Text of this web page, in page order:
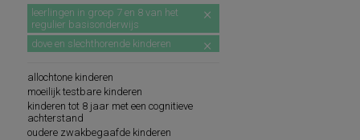
Abonneren
leerlingen in groep 7 en 8 van het
regulier basisonderwijs
dove en slechthorende kinderen
allochtone kinderen
moeilijk testbare kinderen
kinderen tot 8 jaar met een cognitieve
achterstand
oudere zwakbegaafde kinderen